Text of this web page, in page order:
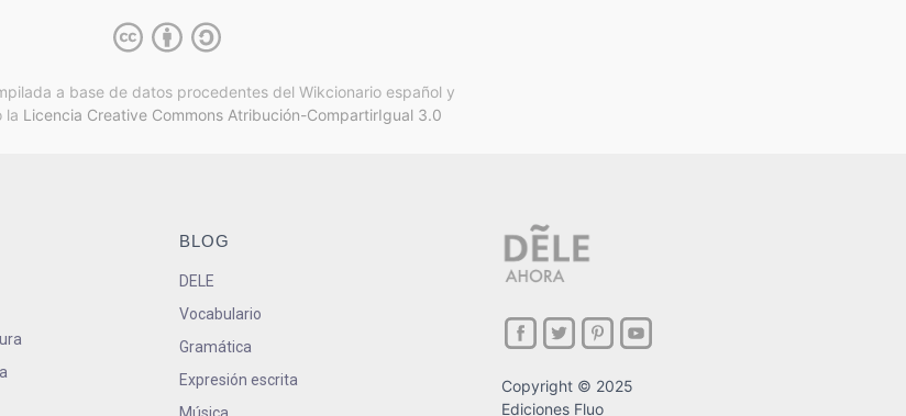
a base de datos procedentes del Wikcionario español y
la Licencia Creative Commons Atribución-CompartirIgual 3.0
BLOG
DELE
Vocabulario
Gramática
Expresión escrita
Música
Copyright © 2025
Ediciones Fluo